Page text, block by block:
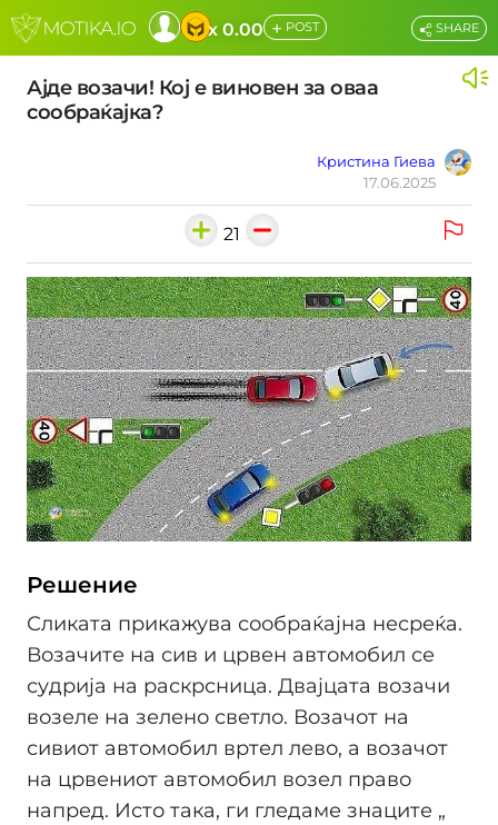
x 0.00 + POST
Ајде возачи! Кој е виновен за оваа
сообраќајка?
Кристина Гиева
17.06.2025
SHARE
21
Решение
Сликата прикажува сообраќајна несреќа.
Возачите на сив и црвен автомобил се
судрија на раскрсница. Двајцата возачи
возеле на зелено светло. Возачот на
сивиот автомобил вртел лево, а возачот
на црвениот автомобил возел право
напред. Исто така, ги гледаме знаците „